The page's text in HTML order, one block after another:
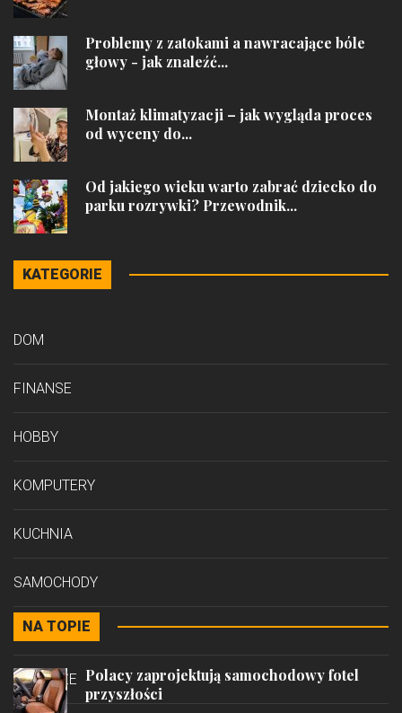
Problemy z zatokami a nawracające bóle
głowy - jak znaleźć...
Montaż klimatyzacji – jak wygląda proces
od wyceny do...
Od jakiego wieku warto zabrać dziecko do
parku rozrywki? Przewodnik...
KATEGORIE
DOM
FINANSE
HOBBY
KOMPUTERY
KUCHNIA
SAMOCHODY
STYL
PODRÓŻE
NA TOPIE
Polacy zaprojektują samochodowy fotel
przyszłości